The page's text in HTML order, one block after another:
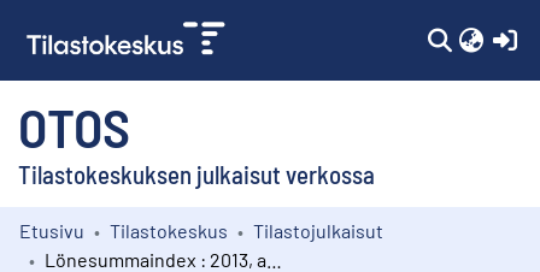
OTOS
Tilastokeskuksen julkaisut verkossa
Kokoelmat
Etusivu Tilastokeskus
Tilastojulkaisut